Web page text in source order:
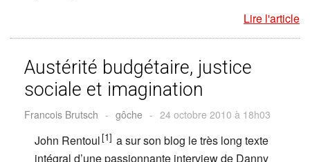
Lire l'article
Austérité budgétaire, justice
sociale et imagination
Francois Brutsch - gôche - 24 octobre 2010 à 18h03
John Rentoul[1] a sur son blog le très long texte
intégral d’une passionnante interview de Danny